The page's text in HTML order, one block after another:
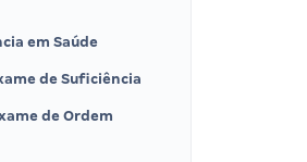
em Saúde
de Suficiência
de Ordem